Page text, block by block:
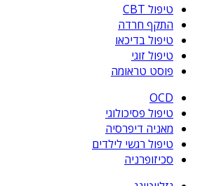
טיפול CBT
התקף חרדה
טיפול בדיכאו
טיפול זוגי
פוסט טראומה
OCD
טיפול פסיכולוגי
מאניה דיפרסיה
טיפול רגשי לילדים
סכיזופרניה